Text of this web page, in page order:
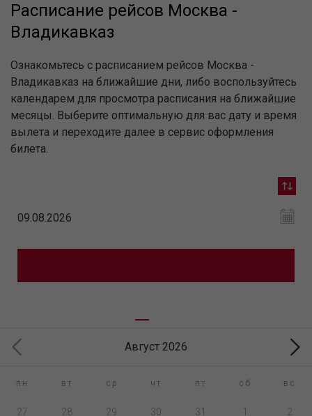
Расписание рейсов Москва -
Владикавказ
Ознакомьтесь с расписанием рейсов Москва -
Владикавказ на ближайшие дни, либо воспользуйтесь
календарем для просмотра расписания на ближайшие
месяцы. Выберите оптимальную для вас дату и время
вылета и переходите далее в сервис оформления
билета.
Август 2026
пн вт ср чт пт сб вс
27 28 29 30 31 1 2